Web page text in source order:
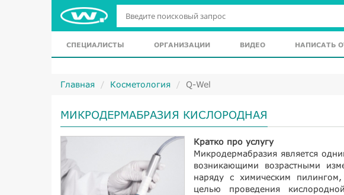
СПЕЦИАЛИСТЫ ОРГАНИЗАЦИИ ВИДЕО НАПИСАТЬ
Главная Косметология Q-Wel
МИКРОДЕРМАБРАЗИЯ КИСЛОРОДНАЯ
Кратко про услугу
Микродермабразия является
возникающими возрастными
наряду с химическим
целью проведения